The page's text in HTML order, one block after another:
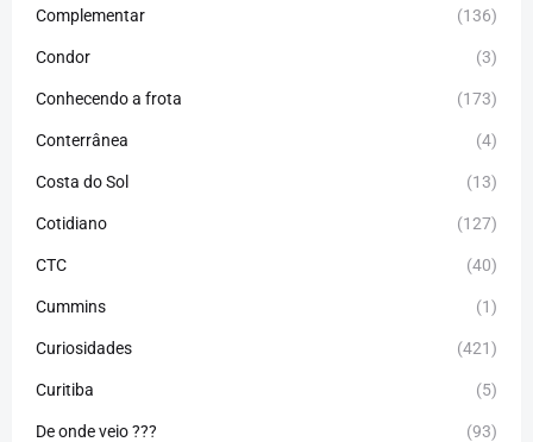
Complementar (136)
Condor (3)
Conhecendo a frota (173)
Conterrânea (4)
Costa do Sol (13)
Cotidiano (127)
CTC (40)
Cummins (1)
Curiosidades (421)
Curitiba (5)
De onde veio ??? (93)